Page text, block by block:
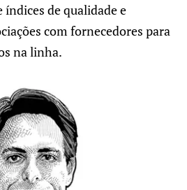
de qualidade e
com fornecedores para
na linha.